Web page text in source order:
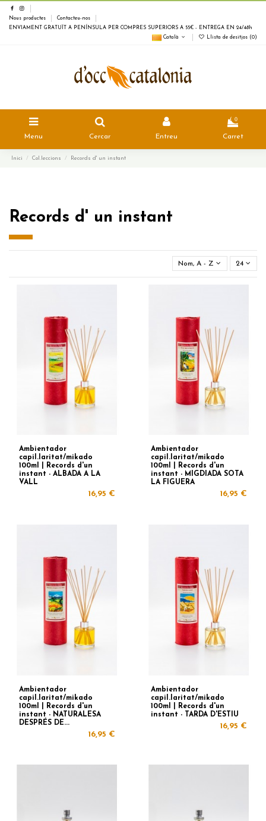
Nous productes
Contacteu-nos
ENVIAMENT GRATUÏT A PENÍNSULA PER COMPRES SUPERIORS A 55€ - ENTREGA EN 24/48h
Català
Llista de desitjos (0)
Menu Cercar Entreu
0
Carret
Inici Col.leccions Records d' un instant
Records d' un instant
Nom, A - Z 24
Ambientador
capil.laritat/mikado
100ml | Records d'un
instant - ALBADA A LA
VALL
16,95 €
Ambientador
capil.laritat/mikado
100ml | Records d'un
instant - MIGDIADA SOTA
LA FIGUERA
16,95 €
Ambientador
capil.laritat/mikado
100ml | Records d'un
instant - NATURALESA
DESPRÉS DE...
16,95 €
Ambientador
capil.laritat/mikado
100ml | Records d'un
instant - TARDA D'ESTIU
16,95 €